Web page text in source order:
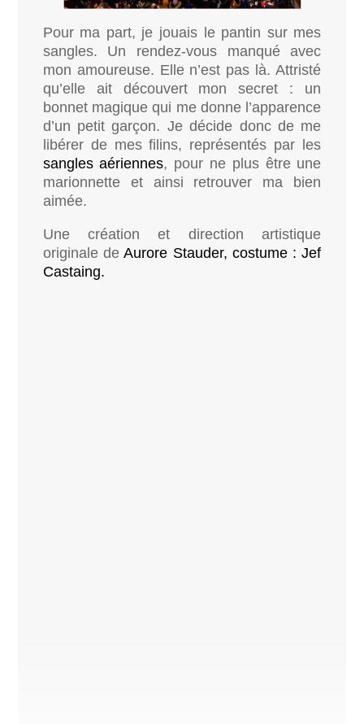
Pour ma part, je jouais le pantin sur mes
sangles. Un rendez-vous manqué avec
mon amoureuse. Elle n’est pas là. Attristé
qu’elle ait découvert mon secret : un
bonnet magique qui me donne l’apparence
d’un petit garçon. Je décide donc de me
libérer de mes filins, représentés par les
sangles aériennes, pour ne plus être une
marionnette et ainsi retrouver ma bien
aimée.
Une création et direction artistique
originale deAurore Stauder, costume : Jef
Castaing.